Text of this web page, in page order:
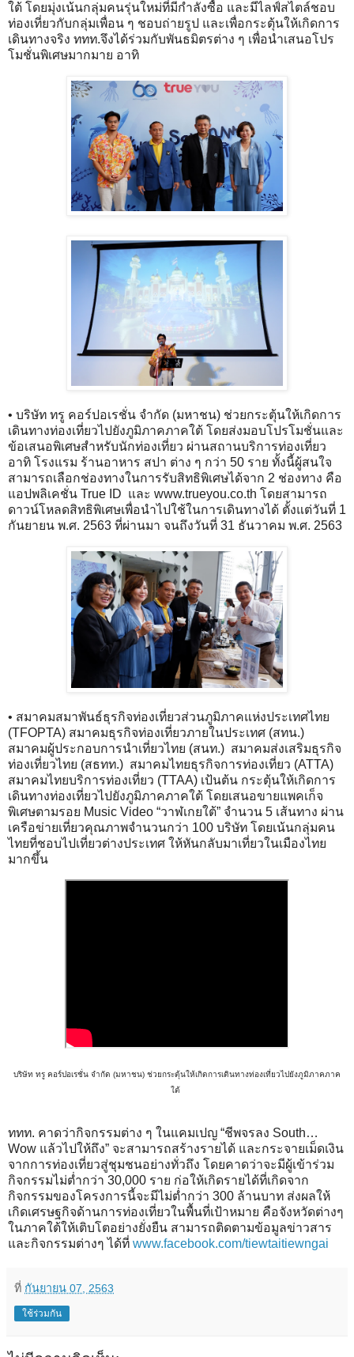
ใต้ โดยมุ่งเน้นกลุ่มคนรุ่นใหม่ที่มีกำลังซื้อ และมีไลฟ์สไตล์ชอบ
ท่องเที่ยวกับกลุ่มเพื่อน ๆ ชอบถ่ายรูป และเพื่อกระตุ้นให้เกิดการ
เดินทางจริง ททท.จึงได้ร่วมกับพันธมิตรต่าง ๆ เพื่อนำเสนอโปร
โมชั่นพิเศษมากมาย อาทิ
• บริษัท ทรู คอร์ปอเรชั่น จำกัด (มหาชน) ช่วยกระตุ้นให้เกิดการ
เดินทางท่องเที่ยวไปยังภูมิภาคภาคใต้ โดยส่งมอบโปรโมชั่นและ
ข้อเสนอพิเศษสำหรับนักท่องเที่ยว ผ่านสถานบริการท่องเที่ยว
อาทิ โรงแรม ร้านอาหาร สปา ต่าง ๆ กว่า 50 ราย ทั้งนี้ผู้สนใจ
สามารถเลือกช่องทางในการรับสิทธิพิเศษได้จาก 2 ช่องทาง คือ
แอปพลิเคชั่น True ID และ www.trueyou.co.th โดยสามารถ
ดาวน์โหลดสิทธิพิเศษเพื่อนำไปใช้ในการเดินทางได้ ตั้งแต่วันที่ 1
กันยายน พ.ศ. 2563 ที่ผ่านมา จนถึงวันที่ 31 ธันวาคม พ.ศ. 2563
• สมาคมสมาพันธ์ธุรกิจท่องเที่ยวส่วนภูมิภาคแห่งประเทศไทย
(TFOPTA) สมาคมธุรกิจท่องเที่ยวภายในประเทศ (สทน.)
สมาคมผู้ประกอบการนำเที่ยวไทย (สนท.) สมาคมส่งเสริมธุรกิจ
ท่องเที่ยวไทย (สธทท.) สมาคมไทยธุรกิจการท่องเที่ยว (ATTA)
สมาคมไทยบริการท่องเที่ยว (TTAA) เป้นต้น กระตุ้นให้เกิดการ
เดินทางท่องเที่ยวไปยังภูมิภาคภาคใต้ โดยเสนอขายแพคเก็จ
พิเศษตามรอย Music Video “วาฬเกยใต้” จำนวน 5 เส้นทาง ผ่าน
เครือข่ายเที่ยวคุณภาพจำนวนกว่า 100 บริษัท โดยเน้นกลุ่มคน
ไทยที่ชอบไปเที่ยวต่างประเทศ ให้หันกลับมาเที่ยวในเมืองไทย
มากขึ้น
บริษัท ทรู คอร์ปอเรชั่น จำกัด (มหาชน) ช่วยกระตุ้นให้เกิดการเดินทางท่องเที่ยวไปยังภูมิภาคภาค
ใต้
ททท. คาดว่ากิจกรรมต่าง ๆ ในแคมเปญ “ชีพจรลง South…
Wow แล้วไปให้ถึง” จะสามารถสร้างรายได้ และกระจายเม็ดเงิน
จากการท่องเที่ยวสู่ชุมชนอย่างทั่วถึง โดยคาดว่าจะมีผู้เข้าร่วม
กิจกรรมไม่ต่ำกว่า 30,000 ราย ก่อให้เกิดรายได้ที่เกิดจาก
กิจกรรมของโครงการนี้จะมีไม่ต่ำกว่า 300 ล้านบาท ส่งผลให้
เกิดเศรษฐกิจด้านการท่องเที่ยวในพื้นที่เป้าหมาย คือจังหวัดต่างๆ
ในภาคใต้ให้เติบโตอย่างยั่งยืน สามารถติดตามข้อมูลข่าวสาร
และกิจกรรมต่างๆ ได้ที่ www.facebook.com/tiewtaitiewngai
ที่ กันยายน 07, 2563
ใช้ร่วมกัน